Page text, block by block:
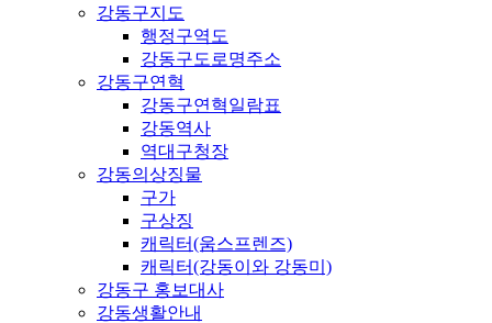
강동구지도
행정구역도
강동구도로명주소
강동구연혁
강동구연혁일람표
강동역사
역대구청장
강동의상징물
구가
구상징
캐릭터(움스프렌즈)
캐릭터(강동이와 강동미)
강동구 홍보대사
강동생활안내